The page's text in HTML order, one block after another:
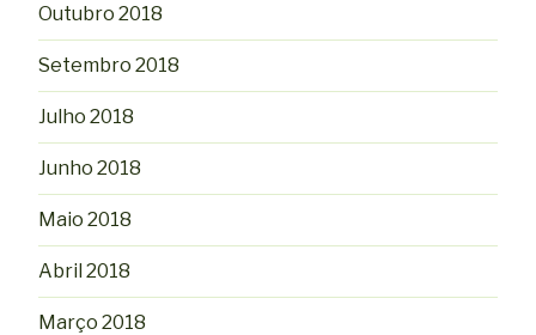
Outubro 2018
Setembro 2018
Julho 2018
Junho 2018
Maio 2018
Abril 2018
Março 2018